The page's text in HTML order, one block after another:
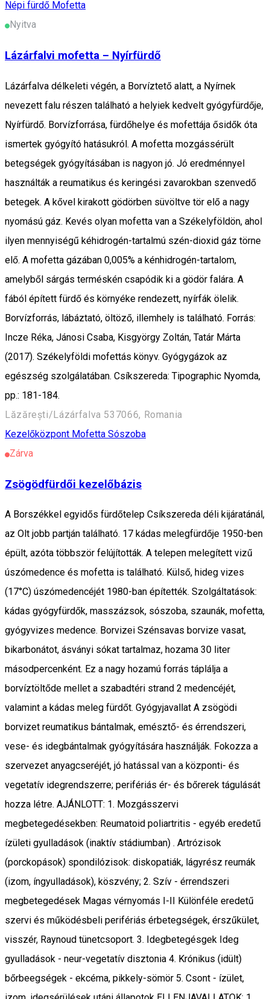
Népi fürdő Mofetta
Nyitva
Lázárfalvi mofetta – Nyírfürdő
Lázárfalva délkeleti végén, a Borvíztető alatt, a Nyírnek
nevezett falu részen található a helyiek kedvelt gyógyfürdője,
Nyírfürdő. Borvízforrása, fürdőhelye és mofettája ősidők óta
ismertek gyógyító hatásukról. A mofetta mozgássérült
betegségek gyógyításában is nagyon jó. Jó eredménnyel
használták a reumatikus és keringési zavarokban szenvedő
betegek. A kővel kirakott gödörben süvöltve tör elő a nagy
nyomású gáz. Kevés olyan mofetta van a Székelyföldön, ahol
ilyen mennyiségű kéhidrogén-tartalmú szén-dioxid gáz törne
elő. A mofetta gázában 0,005% a kénhidrogén-tartalom,
amelyből sárgás terméskén csapódik ki a gödör falára. A
fából épített fürdő és környéke rendezett, nyírfák ölelik.
Borvízforrás, lábáztató, öltöző, illemhely is található. Forrás:
Incze Réka, Jánosi Csaba, Kisgyörgy Zoltán, Tatár Márta
(2017). Székelyföldi mofettás könyv. Gyógygázok az
egészség szolgálatában. Csíkszereda: Tipographic Nyomda,
pp.: 181-184.
Lăzărești/Lázárfalva 537066, Romania
Kezelőközpont Mofetta Sószoba
Zárva
Zsögödfürdői kezelőbázis
A Borszékkel egyidős fürdőtelep Csíkszereda déli kijáratánál,
az Olt jobb partján található. 17 kádas melegfürdője 1950-ben
épült, azóta többször felújították. A telepen melegített vizű
úszómedence és mofetta is található. Külső, hideg vizes
(17°C) úszómedencéjét 1980-ban építették. Szolgáltatások:
kádas gyógyfürdők, masszázsok, sószoba, szaunák, mofetta,
gyógyvizes medence. Borvizei Szénsavas borvize vasat,
bikarbonátot, ásványi sókat tartalmaz, hozama 30 liter
másodpercenként. Ez a nagy hozamú forrás táplálja a
borvíztöltőde mellet a szabadtéri strand 2 medencéjét,
valamint a kádas meleg fürdőt. Gyógyjavallat A zsögödi
borvizet reumatikus bántalmak, emésztő- és érrendszeri,
vese- és idegbántalmak gyógyítására használják. Fokozza a
szervezet anyagcseréjét, jó hatással van a központi- és
vegetatív idegrendszerre; perifériás ér- és bőrerek tágulását
hozza létre. AJÁNLOTT: 1. Mozgásszervi
megbetegedésekben: Reumatoid poliartritis - egyéb eredetű
ízületi gyulladások (inaktív stádiumban) . Artrózisok
(porckopások) spondilózisok: diskopatiák, lágyrész reumák
(izom, íngyulladások), köszvény; 2. Szív - érrendszeri
megbetegedések Magas vérnyomás I-II Különféle eredetű
szervi és működésbeli perifériás érbetegségek, érszűkület,
visszér, Raynoud tünetcsoport. 3. Idegbetegésgek Ideg
gyulladások - neur-vegetatív disztonia 4. Krónikus (idült)
bőrbeegségek - ekcéma, pikkely-sömör 5. Csont - ízület,